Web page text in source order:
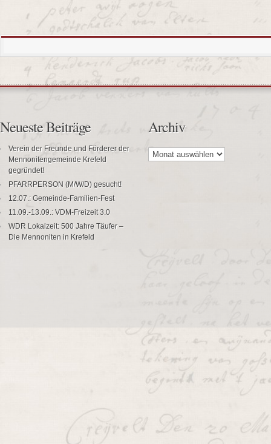
Neueste Beiträge
Verein der Freunde und Förderer der
Mennonitengemeinde Krefeld
gegründet!
PFARRPERSON (M/W/D) gesucht!
12.07.: Gemeinde-Familien-Fest
11.09.-13.09.: VDM-Freizeit 3.0
WDR Lokalzeit: 500 Jahre Täufer –
Die Mennoniten in Krefeld
Archiv
Archiv